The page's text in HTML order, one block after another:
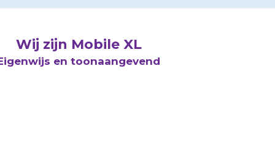
Wij zijn Mobile XL
en toonaangevend